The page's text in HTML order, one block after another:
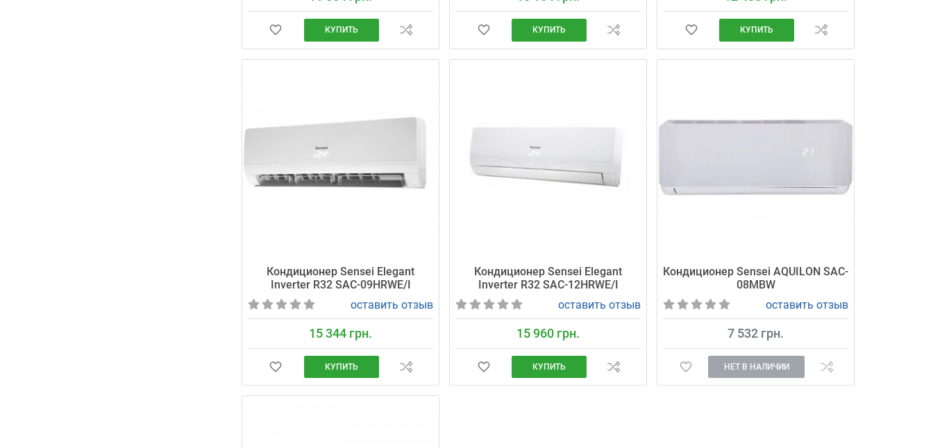
КУПИТЬ КУПИТЬ КУПИТЬ
Кондиционер Sensei Elegant
Inverter R32 SAC-09HRWE/I
оставить отзыв
15 344 грн.
КУПИТЬ
Кондиционер Sensei Elegant
Inverter R32 SAC-12HRWE/I
оставить отзыв
15 960 грн.
КУПИТЬ
Кондиционер Sensei AQUILON SAC-
08MBW
оставить отзыв
7 532 грн.
НЕТ В НАЛИЧИИ